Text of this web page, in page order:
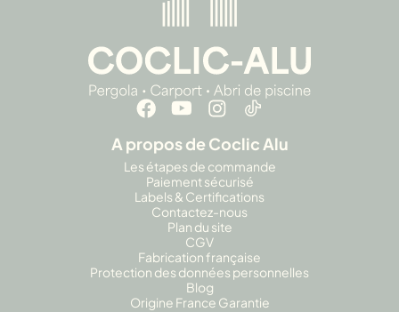
A propos de Coclic Alu
Les étapes de commande
Paiement sécurisé
Labels & Certifications
Contactez-nous
Plan du site
CGV
Fabrication française
Protection des données personnelles
Blog
Origine France Garantie